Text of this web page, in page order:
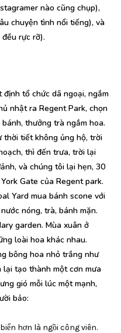
nào cũng chụp),
chuyện tình nổi tiếng), và
rực rỡ).
tổ chức dã ngoại, ngắm
nhật ra Regent Park, chọn
thưởng trà ngắm hoa.
thời tiết không ủng hộ, trời
thì đến trưa, trời lại
và chúng tôi lại hẹn, 30
Gate của Regent park.
Yard mua bánh scone với
nóng, trà, bánh mặn.
garden. Mùa xuân ở
loài hoa khác nhau.
bông hoa nhỏ trắng như
tạo thành một cơn mưa
gió mỗi lúc một mạnh,
bảo:
hơn là ngồi công viên.